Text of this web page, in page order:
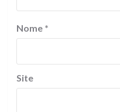
Nome *
Site